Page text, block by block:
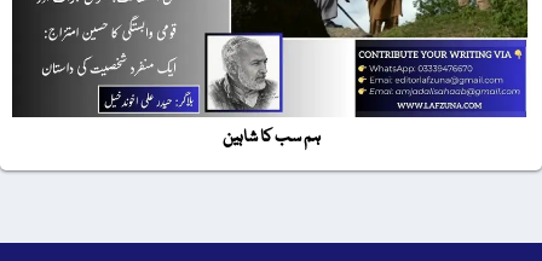
ہم سب کا شاہین